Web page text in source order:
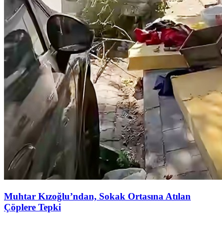
Muhtar Kızoğlu’ndan, Sokak Ortasına Atılan
Çöplere Tepki